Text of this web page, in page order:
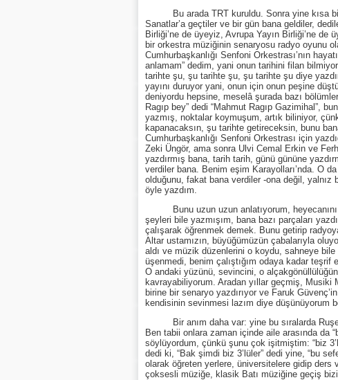
Bu arada TRT kuruldu. Sonra yine kısa bir
Sanatlar’a geçtiler ve bir gün bana geldiler,
Birliği’ne de üyeyiz, Avrupa Yayın Birliği’ne
bir orkestra müziğinin senaryosu radyo oyunu
Cumhurbaşkanlığı Senfoni Orkestrası’nın
anlamam” dedim, yani onun tarihini filan
tarihte şu, şu tarihte şu, şu tarihte şu diye
yayını duruyor yani, onun için onun peşine
deniyordu hepsine, meselâ şurada bazı
Ragıp bey” dedi “Mahmut Ragıp Gazimihal”,
yazmış, noktalar koymuşum, artık biliniyor,
kapanacaksın, şu tarihte getireceksin, bunu
Cumhurbaşkanlığı Senfoni Orkestrası için
Zeki Üngör, ama sonra Ulvi Cemal Erkin ve
yazdırmış bana, tarih tarih, günü gününe
verdiler bana. Benim eşim Karayolları’nda. O
olduğunu, fakat bana verdiler -ona değil,
öyle yazdım.
Bunu uzun uzun anlatıyorum, heyecanını
şeyleri bile yazmışım, bana bazı parçaları
çalışarak öğrenmek demek. Bunu getirip
Altar ustamızın, büyüğümüzün çabalarıyla
aldı ve müzik düzenlerini o koydu, sahneye
üşenmedi, benim çalıştığım odaya kadar teşrif
O andaki yüzünü, sevincini, o
kavrayabiliyorum. Aradan yıllar geçmiş,
birine bir senaryo yazdırıyor ve Faruk
kendisinin sevinmesi lazım diye düşünüyorum
Bir anım daha var: yine bu sıralarda Ruşen
Ben tabii onlara zaman içinde aile arasında da
söylüyordum, çünkü şunu çok işitmiştim: “biz
dedi ki, “Bak şimdi biz 3’lüler” dedi yine, “bu
olarak öğreten yerlere, üniversitelere gidip ders
çoksesli müziğe, klasik Batı müziğine geçiş